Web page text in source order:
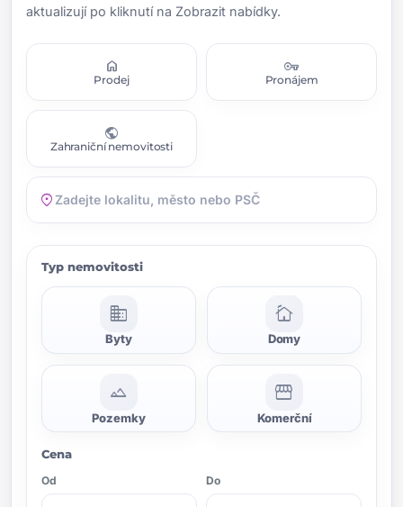
aktualizují po kliknutí na Zobrazit nabídky.
home
Prodej
vpn_key
Pronájem
public
Zahraniční nemovitosti
location_on
Typ nemovitosti
domain
Byty
cottage
Domy
landscape
Pozemky
storefront
Komerční
Cena
Od Do